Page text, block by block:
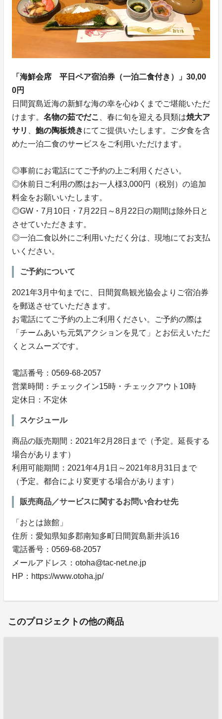
「海鮮会席 平日ペア宿泊券（一泊二食付き）」30,00
0円
日間賀島近海の新鮮な海の幸を心ゆくまでご堪能いただ
けます。 名物の茹でだこ 、春に旬を迎える貝類は焼大ア
サリ
鮑の陶板焼きにてご提供いたします。ご夕食を含
めた一泊二食のサービスをご利用いただけます。
◎事前にお電話にてご予約の上ご利用ください。
◎休前日ご利用の際はお一人様3,000円（税別）の追加
料金をお願いいたします。
◎GW・7月10日・7月22日～8月22日の期間は除外日と
させていただきます。
◎一泊二食以外にご利用いただく分は、現地にてお支払
いください。
ご予約について
2021年3月中旬までに、日間賀島観光協会よりご宿泊券
を郵送させていただきます。
お電話にてご予約の上ご利用ください。ご予約の際は
「チームあいち元気アクションを見て」とお伝えいただ
くとスムーズです。
電話番号：0569-68-2057
営業時間：チェックイン15時・チェックアウト10時
定休日：不定休
スケジュール
商品の販売期間：2021年2月28日まで（予定。延長する
場合があります）
利用可能期間：2021年4月1日～2021年8月31日まで
（予定。都合により変更する場合があります）
販売商品／サービスに関するお問い合わせ先
「おとは旅館」
住所：愛知県知多郡南知多町日間賀島新井浜16
電話番号：0569-68-2057
メールアドレス：otoha@tac-net.ne.jp
HP：https://www.otoha.jp/
このプロジェクトの他の商品